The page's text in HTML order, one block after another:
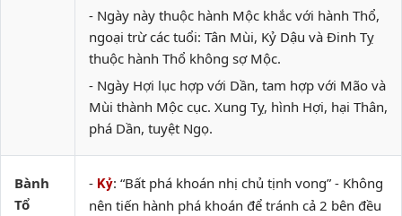
- Ngày này thuộc hành Mộc khắc với hành Thổ,
ngoại trừ các tuổi: Tân Mùi, Kỷ Dậu và Đinh Tỵ
thuộc hành Thổ không sợ Mộc.
- Ngày Hợi lục hợp với Dần, tam hợp với Mão và
Mùi thành Mộc cục. Xung Tỵ, hình Hợi, hại Thân,
phá Dần, tuyệt Ngọ.
Bành
Tổ
- Kỷ: “Bất phá khoán nhị chủ tịnh vong” - Không
nên tiến hành phá khoán để tránh cả 2 bên đều